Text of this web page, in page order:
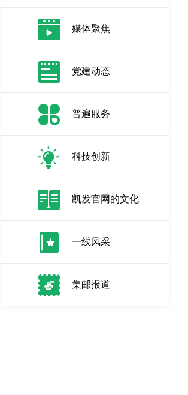
媒体聚焦
党建动态
普遍服务
科技创新
凯发官网的文化
一线风采
集邮报道